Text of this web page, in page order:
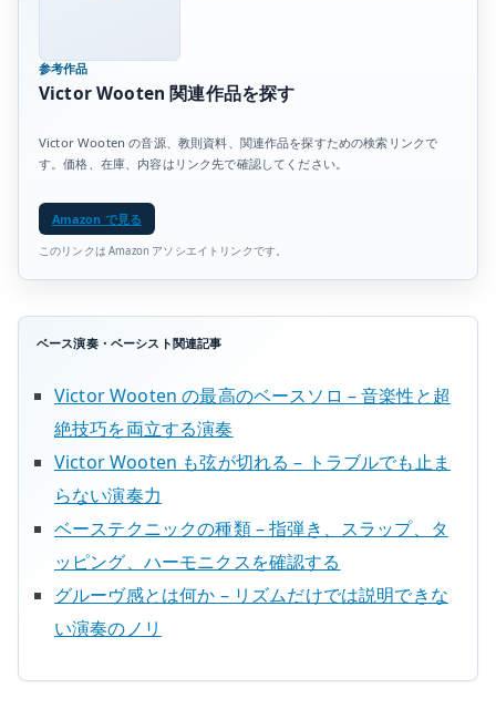
参考作品
Victor Wooten 関連作品を探す
Victor Wooten の音源、教則資料、関連作品を探すための検索リンクで
す。価格、在庫、内容はリンク先で確認してください。
Amazon で見る
このリンクは Amazon アソシエイトリンクです。
ベース演奏・ベーシスト関連記事
Victor Wooten の最高のベースソロ – 音楽性と超
絶技巧を両立する演奏
Victor Wooten も弦が切れる – トラブルでも止ま
らない演奏力
ベーステクニックの種類 – 指弾き、スラップ、タ
ッピング、ハーモニクスを確認する
グルーヴ感とは何か – リズムだけでは説明できな
い演奏のノリ